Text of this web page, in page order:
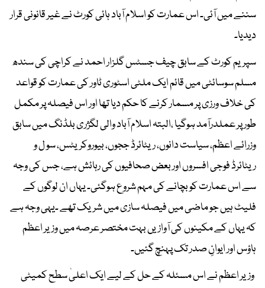
سننے میں آئی۔ اس عمارت کو اسلام آباد ہائی کورٹ نے غیر قانونی قرار
دیدیا۔
سپریم کورٹ کے سابق چیف جسٹس گلزار احمد نے کراچی کی سندھ
مسلم سوسائٹی میں قائم ایک ملٹی اسٹوری ٹاور کی عمارت کو قواعد
کی خلاف ورزی پر مسمار کرنے کا حکم دیا تھا اور اس فیصلہ پر مکمل
طور پر عملدرآمد ہوگیا ،البتہ اسلام آباد والی لگژری بلڈنگ میں سابق
وزرائے اعظم، سیاست دانوں، ریٹائرڈ ججوں، بیوروکریٹس، سو ل و
ریٹائرڈ فوجی افسروں اور بعض صحافیوں کی رہائش ہے، جس کی وجہ
سے اس عمارت کو بچانے کی مہم شروع ہوگئی۔ یہاں ان لوگوں کے
فلیٹ ہیں جو ماضی میں فیصلہ سازی میں شریک تھے ۔یہی وجہ ہے
کہ یہاں کے مکینوں کی آوازیں بہت مختصر عرصہ میں وزیر اعظم
ہاؤس اور ایوانِ صدر تک پہنچ گئیں۔
وزیر اعظم نے اس مسئلہ کے حل کے لیے ایک اعلیٰ سطح کمیٹی